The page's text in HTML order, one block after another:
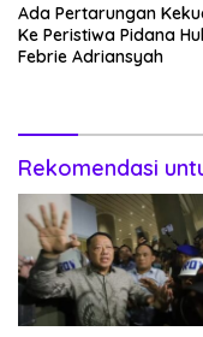
Ada Pertarungan
Ke Peristiwa Pidana
Febrie Adriansyah
Rekomendasi